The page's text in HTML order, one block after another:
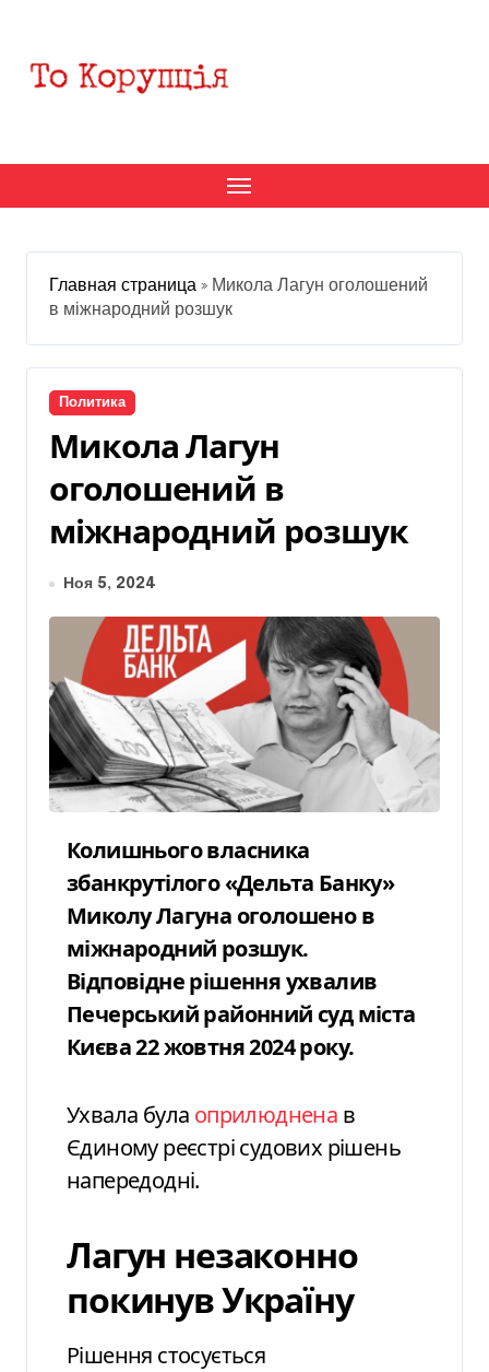
содержанию
Главная страница » Микола Лагун оголошений
в міжнародний розшук
Политика
Микола Лагун
оголошений в
міжнародний розшук
Ноя 5, 2024
Колишнього власника
збанкрутілого «Дельта Банку»
Миколу Лагуна оголошено в
міжнародний розшук.
Відповідне рішення ухвалив
Печерський районний суд міста
Києва 22 жовтня 2024 року.
Ухвала була оприлюднена в
Єдиному реєстрі судових рішень
напередодні.
Лагун незаконно
покинув Україну
Рішення стосується